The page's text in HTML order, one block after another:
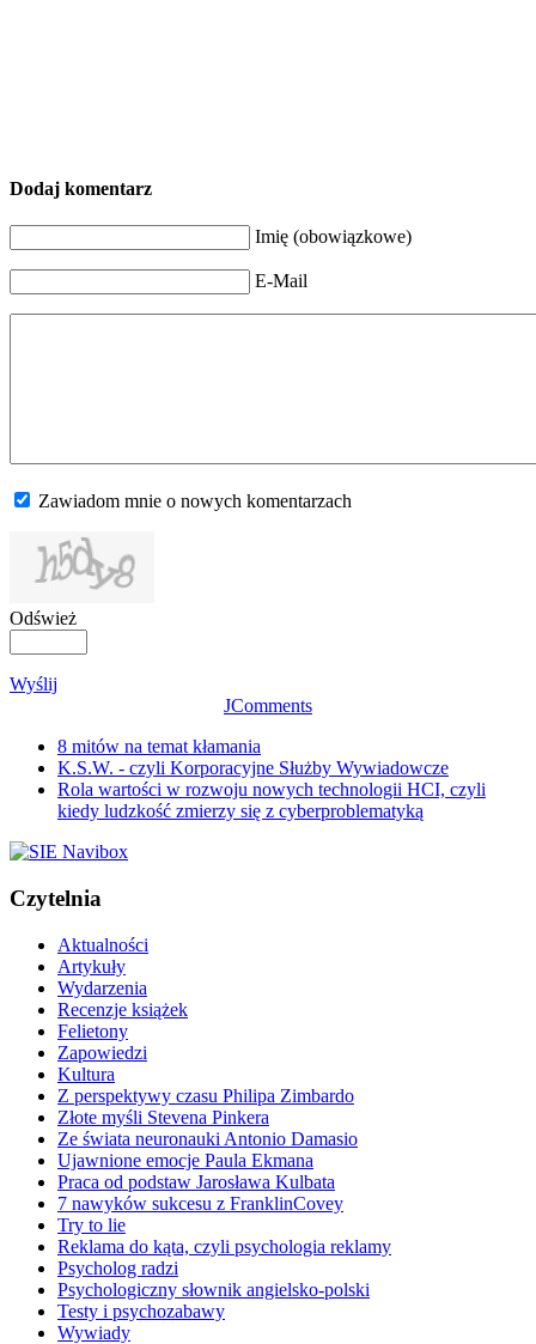
Dodaj komentarz
Imię (obowiązkowe)
E-Mail
Zawiadom mnie o nowych komentarzach
Odśwież
Wyślij
JComments
8 mitów na temat kłamania
K.S.W. - czyli Korporacyjne Służby Wywiadowcze
Rola wartości w rozwoju nowych technologii HCI, czyli
kiedy ludzkość zmierzy się z cyberproblematyką
Czytelnia
Aktualności
Artykuły
Wydarzenia
Recenzje książek
Felietony
Zapowiedzi
Kultura
Z perspektywy czasu Philipa Zimbardo
Złote myśli Stevena Pinkera
Ze świata neuronauki Antonio Damasio
Ujawnione emocje Paula Ekmana
Praca od podstaw Jarosława Kulbata
7 nawyków sukcesu z FranklinCovey
Try to lie
Reklama do kąta, czyli psychologia reklamy
Psycholog radzi
Psychologiczny słownik angielsko-polski
Testy i psychozabawy
Wywiady